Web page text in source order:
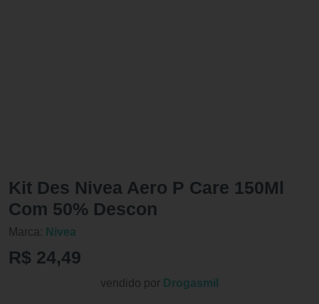
Kit Des Nivea Aero P Care 150Ml
Com 50% Descon
Marca: Nivea
R$ 24,49
vendido por Drogasmil